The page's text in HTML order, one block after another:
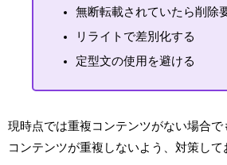
無断転載されていたら削除
リライトで差別化する
定型文の使用を避ける
現時点では重複コンテンツがない場合で
コンテンツが重複しないよう、対策して